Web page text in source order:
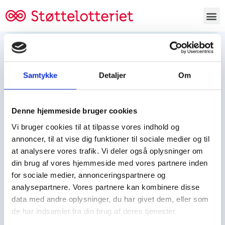
Samtykke Detaljer Om
Denne hjemmeside bruger cookies
Vi bruger cookies til at tilpasse vores indhold og
annoncer, til at vise dig funktioner til sociale medier og til
at analysere vores trafik. Vi deler også oplysninger om
din brug af vores hjemmeside med vores partnere inden
for sociale medier, annonceringspartnere og
analysepartnere. Vores partnere kan kombinere disse
data med andre oplysninger, du har givet dem, eller som
de har indsamlet fra din brug af deres tjenester.
Tjen penge og støt
Tjen penge til:
Spejdere/spejdergruppen/FDF’ere, m.fl.
Kontor
Tjenpengeogstoet.dk
Ejby Industrivej 91
DK – 2600 Glostrup
CVR: 19347508